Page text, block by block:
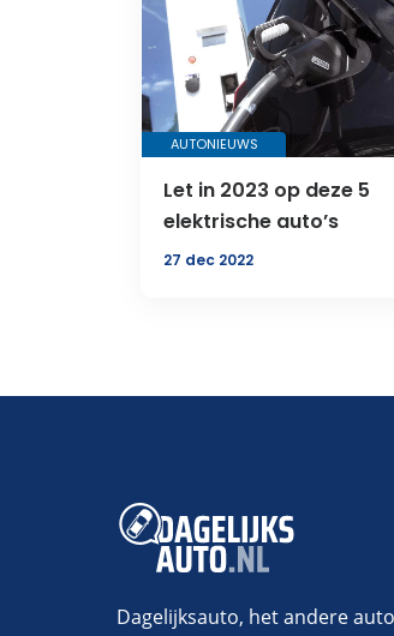
AUTONIEUWS
Let in 2023 op deze 5
elektrische auto’s
27 dec 2022
Dagelijksauto, het andere